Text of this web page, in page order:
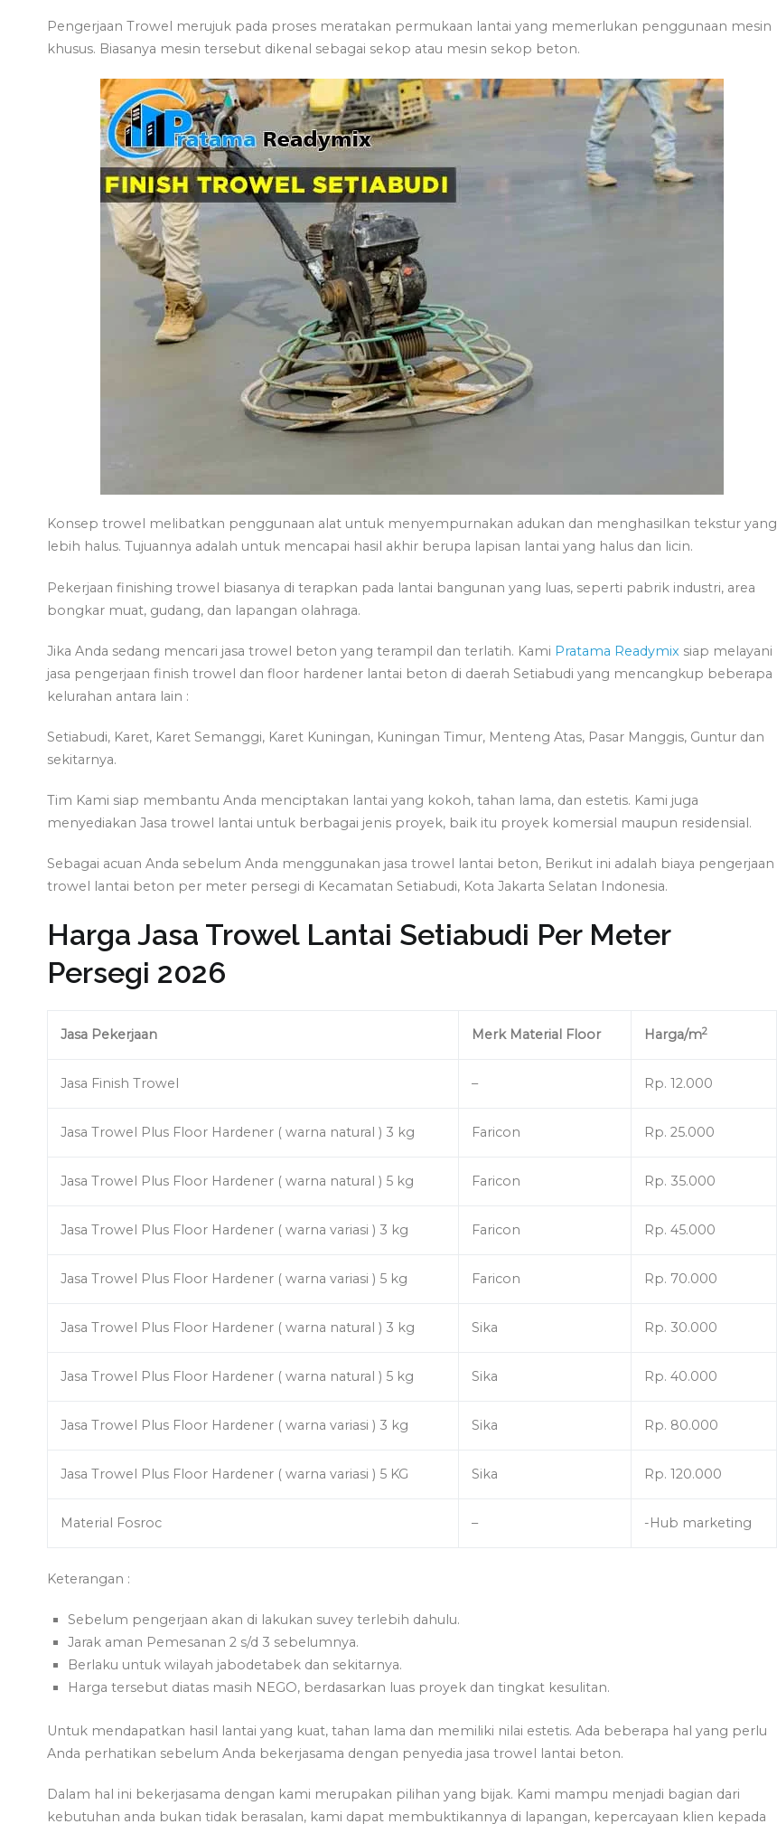
Pengerjaan Trowel merujuk pada proses meratakan permukaan lantai yang memerlukan penggunaan mesin
khusus. Biasanya mesin tersebut dikenal sebagai sekop atau mesin sekop beton.
Konsep trowel melibatkan penggunaan alat untuk menyempurnakan adukan dan menghasilkan tekstur yang
lebih halus. Tujuannya adalah untuk mencapai hasil akhir berupa lapisan lantai yang halus dan licin.
Pekerjaan finishing trowel biasanya di terapkan pada lantai bangunan yang luas, seperti pabrik industri, area
bongkar muat, gudang, dan lapangan olahraga.
Jika Anda sedang mencari jasa trowel beton yang terampil dan terlatih. Kami Pratama Readymix siap melayani
jasa pengerjaan finish trowel dan floor hardener lantai beton di daerah Setiabudi yang mencangkup beberapa
kelurahan antara lain :
Setiabudi, Karet, Karet Semanggi, Karet Kuningan, Kuningan Timur, Menteng Atas, Pasar Manggis, Guntur dan
sekitarnya.
Tim Kami siap membantu Anda menciptakan lantai yang kokoh, tahan lama, dan estetis. Kami juga
menyediakan Jasa trowel lantai untuk berbagai jenis proyek, baik itu proyek komersial maupun residensial.
Sebagai acuan Anda sebelum Anda menggunakan jasa trowel lantai beton, Berikut ini adalah biaya pengerjaan
trowel lantai beton per meter persegi di Kecamatan Setiabudi, Kota Jakarta Selatan Indonesia.
Harga Jasa Trowel Lantai Setiabudi Per Meter
Persegi 2026
Jasa Pekerjaan Merk Material Floor Harga/m2
Jasa Finish Trowel – Rp. 12.000
Jasa Trowel Plus Floor Hardener ( warna natural ) 3 kg Faricon Rp. 25.000
Jasa Trowel Plus Floor Hardener ( warna natural ) 5 kg Faricon Rp. 35.000
Jasa Trowel Plus Floor Hardener ( warna variasi ) 3 kg Faricon Rp. 45.000
Jasa Trowel Plus Floor Hardener ( warna variasi ) 5 kg Faricon Rp. 70.000
Jasa Trowel Plus Floor Hardener ( warna natural ) 3 kg Sika Rp. 30.000
Jasa Trowel Plus Floor Hardener ( warna natural ) 5 kg Sika Rp. 40.000
Jasa Trowel Plus Floor Hardener ( warna variasi ) 3 kg Sika Rp. 80.000
Jasa Trowel Plus Floor Hardener ( warna variasi ) 5 KG Sika Rp. 120.000
Material Fosroc – -Hub marketing
Keterangan :
Sebelum pengerjaan akan di lakukan suvey terlebih dahulu.
Jarak aman Pemesanan 2 s/d 3 sebelumnya.
Berlaku untuk wilayah jabodetabek dan sekitarnya.
Harga tersebut diatas masih NEGO, berdasarkan luas proyek dan tingkat kesulitan.
Untuk mendapatkan hasil lantai yang kuat, tahan lama dan memiliki nilai estetis. Ada beberapa hal yang perlu
Anda perhatikan sebelum Anda bekerjasama dengan penyedia jasa trowel lantai beton.
Dalam hal ini bekerjasama dengan kami merupakan pilihan yang bijak. Kami mampu menjadi bagian dari
kebutuhan anda bukan tidak berasalan, kami dapat membuktikannya di lapangan, kepercayaan klien kepada